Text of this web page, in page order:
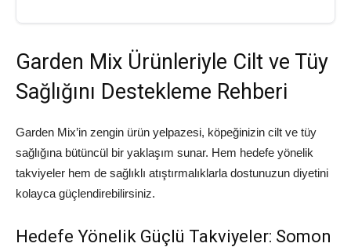
Garden Mix Ürünleriyle Cilt ve Tüy
Sağlığını Destekleme Rehberi
Garden Mix’in zengin ürün yelpazesi, köpeğinizin cilt ve tüy
sağlığına bütüncül bir yaklaşım sunar. Hem hedefe yönelik
takviyeler hem de sağlıklı atıştırmalıklarla dostunuzun diyetini
kolayca güçlendirebilirsiniz.
Hedefe Yönelik Güçlü Takviyeler: Somon